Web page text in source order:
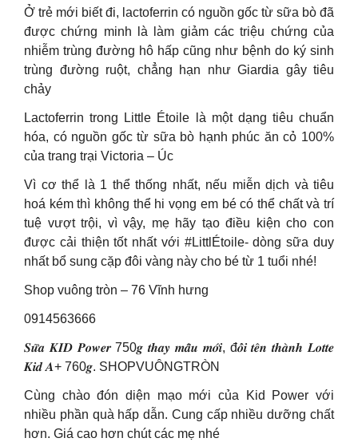
Ở trẻ mới biết đi, lactoferrin có nguồn gốc từ sữa bò đã
được chứng minh là làm giảm các triệu chứng của
nhiễm trùng đường hô hấp cũng như bệnh do ký sinh
trùng đường ruột, chẳng hạn như Giardia gây tiêu
chảy
Lactoferrin trong Little Étoile là một dạng tiêu chuẩn
hóa, có nguồn gốc từ sữa bò hạnh phúc ăn cỏ 100%
của trang trại Victoria – Úc
Vì cơ thể là 1 thể thống nhất, nếu miễn dịch và tiêu
hoá kém thì không thể hi vọng em bé có thể chất và trí
tuệ vượt trội, vì vậy, mẹ hãy tạo điều kiện cho con
được cải thiện tốt nhất với #LittlÉtoile- dòng sữa duy
nhất bổ sung cặp đôi vàng này cho bé từ 1 tuổi nhé!
Shop vuông tròn – 76 Vĩnh hưng
0914563666
𝑺𝒖̛̃𝒂 𝑲𝑰𝑫 𝑷𝒐𝒘𝒆𝒓 750𝒈 𝒕𝒉𝒂𝒚 𝒎𝒂̂̃𝒖 𝒎𝒐̛́𝒊, đ𝒐̂̉𝒊 𝒕𝒆̂𝒏 𝒕𝒉𝒂̀𝒏𝒉 𝑳𝒐𝒕𝒕𝒆
𝑲𝒊𝒅 𝑨+ 760𝒈. SHOPVUÔNGTRÒN
Cùng chào đón diện mạo mới của Kid Power với
nhiều phần quà hấp dẫn. Cung cấp nhiều dưỡng chất
hơn. Giá cao hơn chút các mẹ nhé